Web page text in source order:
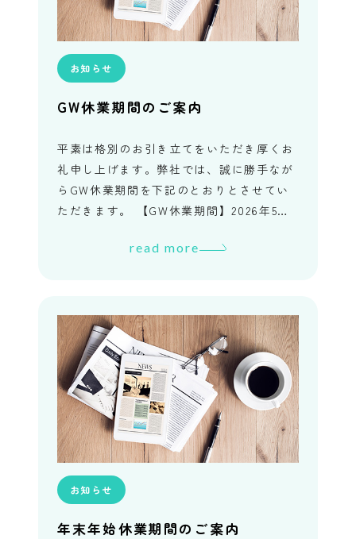
お知らせ
GW休業期間のご案内
平素は格別のお引き立てをいただき厚くお
礼申し上げます。弊社では、誠に勝手なが
らGW休業期間を下記のとおりとさせてい
ただきます。 【GW休業期間】2026年5月2
中にいただいた […]
read more
お知らせ
年末年始休業期間のご案内